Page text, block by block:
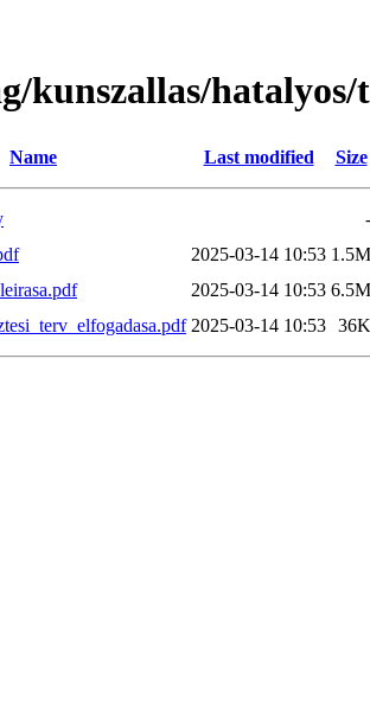
kunszallas/
Name Last modified Size
-
2025-03-14 10:53 1.5M
2025-03-14 10:53 6.5M
2025-03-14 10:53 36K